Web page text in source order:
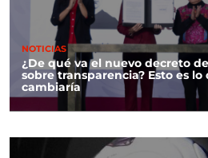
NOTICIAS
¿De qué va el nuevo decreto
sobre transparencia? Esto es lo
cambiaría